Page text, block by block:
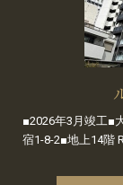
■2026年3月竣工■
宿1-8-2■地上14階